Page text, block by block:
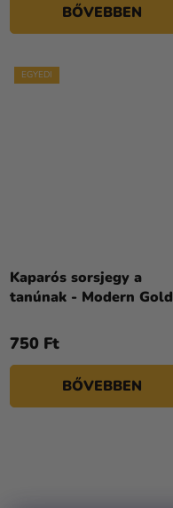
BŐVEBBEN
EGYEDI
Kaparós sorsjegy a
tanúnak - Modern Gold
750 Ft
BŐVEBBEN